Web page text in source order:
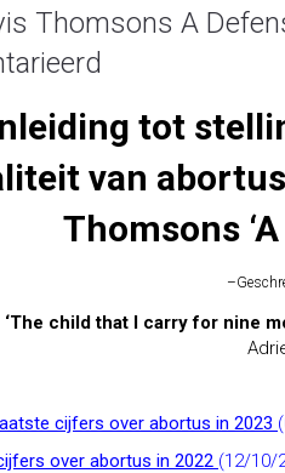
Thomsons A
tot
van
Thomsons
–
‘The child that I carry for nine
cijfers over abortus in 2023
over abortus in 2022 (12/10/